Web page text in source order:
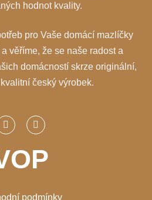
hodnot kvality.
pro Vaše domácí mazlíčky
věříme, že se naše radost a
domácností skrze originální,
český výrobek.
podmínky